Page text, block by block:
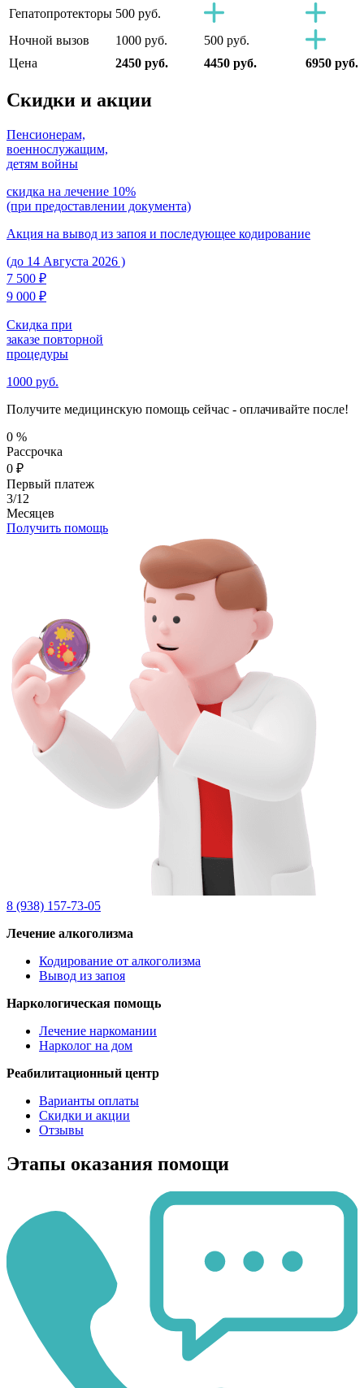
Гепатопротекторы 500 руб.
Ночной вызов
1000 руб.
500 руб.
Цена
2450 руб. 4450 руб. 6950 руб.
Скидки и акции
Пенсионерам,
военнослужащим,
детям войны
скидка на лечение 10%
(при предоставлении документа)
Акция на вывод из запоя и последующее кодирование
(до 14 Августа 2026 )
7 500 ₽
9 000 ₽
Скидка при
заказе повторной
процедуры
1000 руб.
Получите медицинскую помощь сейчас - оплачивайте после!
0 %
Рассрочка
0 ₽
Первый платеж
3/12
Месяцев
Получить помощь
8 (938) 157-73-05
Лечение алкоголизма
Кодирование от алкоголизма
Вывод из запоя
Наркологическая помощь
Лечение наркомании
Нарколог на дом
Реабилитационный центр
Варианты оплаты
Скидки и акции
Отзывы
Этапы оказания помощи